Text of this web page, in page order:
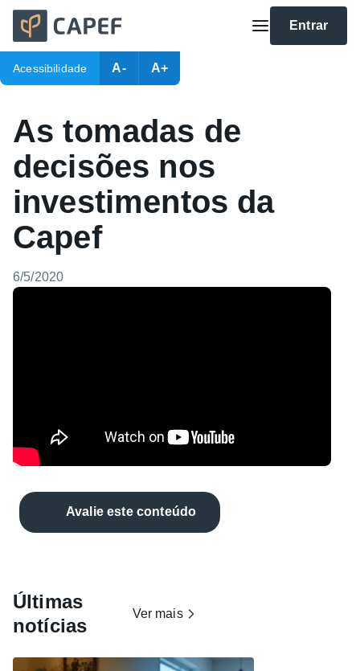
Entrar
Acessibilidade A- A+
As tomadas de
decisões nos
investimentos da
Capef
6/5/2020
Avalie este conteúdo
Últimas
notícias
Ver mais